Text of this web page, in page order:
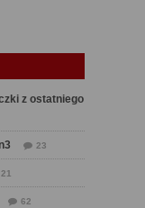
z ostatniego
23
21
62